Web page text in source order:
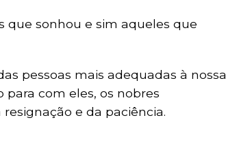
que sonhou e sim aqueles que
pessoas mais adequadas à nossa
para com eles, os nobres
e da paciência.